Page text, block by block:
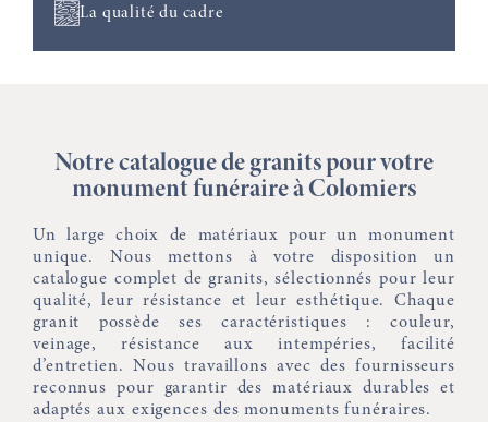
La qualité du cadre
Notre catalogue de granits pour votre
monument funéraire à Colomiers
Un large choix de matériaux pour un monument
unique. Nous mettons à votre disposition un
catalogue complet de granits, sélectionnés pour leur
qualité, leur résistance et leur esthétique. Chaque
granit possède ses caractéristiques : couleur,
veinage, résistance aux intempéries, facilité
d’entretien. Nous travaillons avec des fournisseurs
reconnus pour garantir des matériaux durables et
adaptés aux exigences des monuments funéraires.